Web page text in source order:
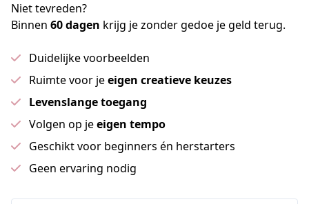
Niet tevreden?
Binnen 60 dagen krijg je zonder gedoe je geld terug.
Duidelijke voorbeelden
Ruimte voor jeeigen creatieve keuzes
Levenslange toegang
Volgen op jeeigen tempo
Geschikt voor beginners én herstarters
Geen ervaring nodig